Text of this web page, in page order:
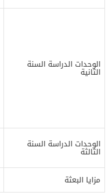
الوحدات الدراسة السنة
الثانية
الوحدات الدراسة السنة
الثالثة
مزايا البعثة